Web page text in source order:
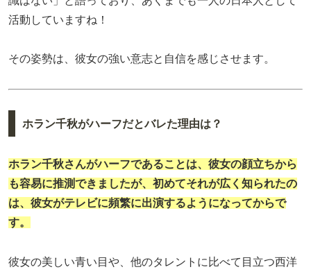
活動していますね！
その姿勢は、彼女の強い意志と自信を感じさせます。
ホラン千秋がハーフだとバレた理由は？
ホラン千秋さんがハーフであることは、彼女の顔立ちから
も容易に推測できましたが、初めてそれが広く知られたの
は、彼女がテレビに頻繁に出演するようになってからで
す。
彼女の美しい青い目や、他のタレントに比べて目立つ西洋